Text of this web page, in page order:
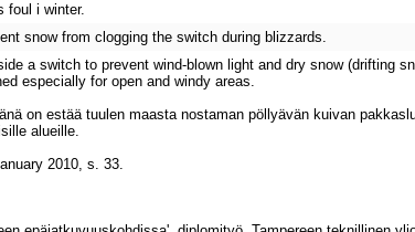
foul i winter.
snow from clogging the switch during blizzards.
a switch to prevent wind-blown light and dry snow (drifting
especially for open and windy areas.
on estää tuulen maasta nostaman pöllyävän kuivan
alueille.
2010, s. 33.